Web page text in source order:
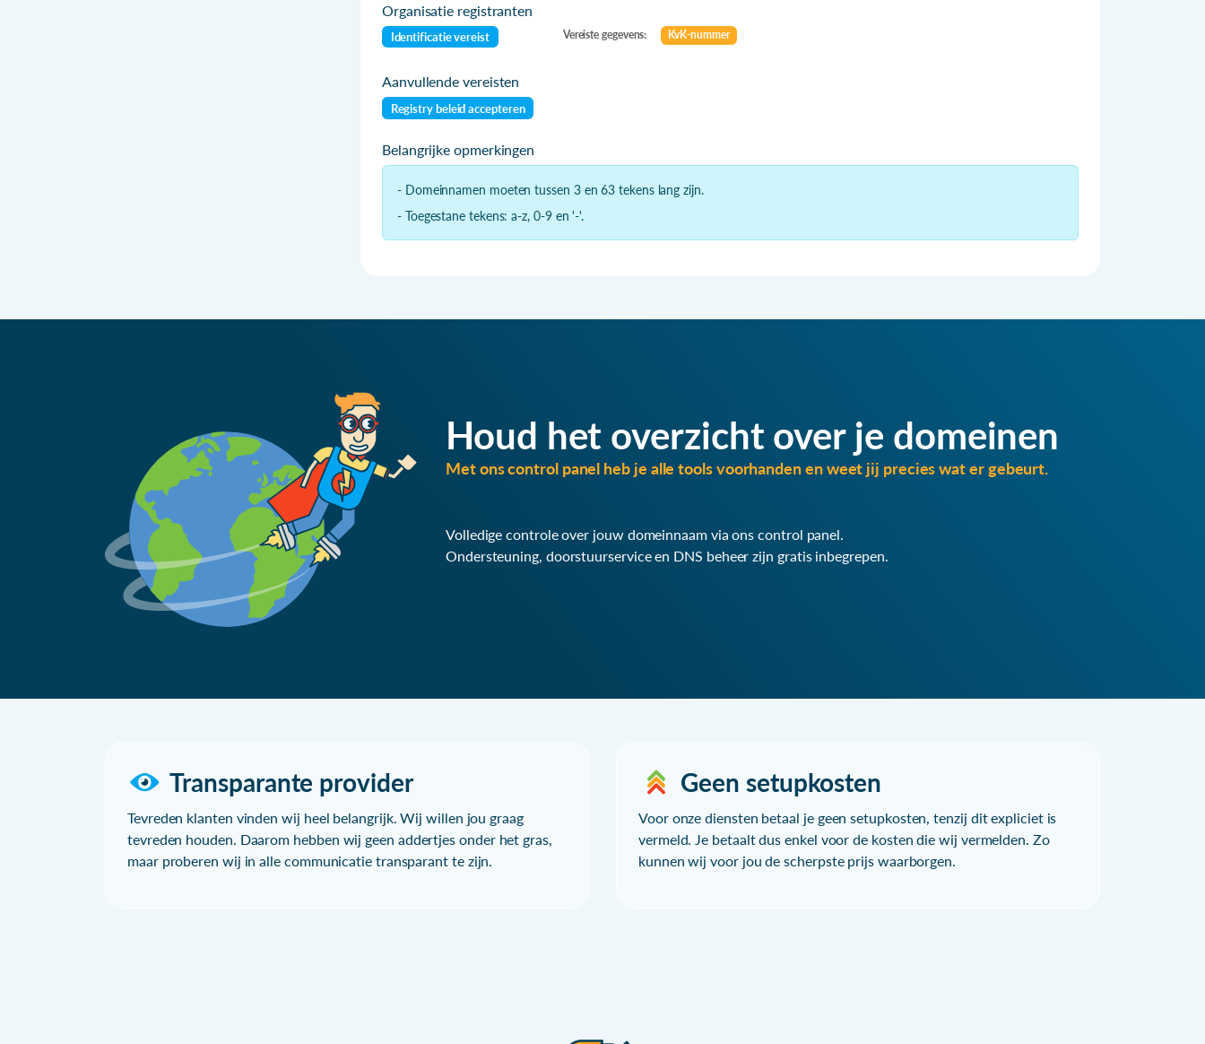
Organisatie registranten
Identificatie vereist Vereiste gegevens: KvK-nummer
Aanvullende vereisten
Registry beleid accepteren
Belangrijke opmerkingen
- Domeinnamen moeten tussen 3 en 63 tekens lang zijn.
- Toegestane tekens: a-z, 0-9 en '-'.
Houd het overzicht over je domeinen
Met ons control panel heb je alle tools voorhanden en weet jij precies wat er gebeurt.
Volledige controle over jouw domeinnaam via ons control panel.
Ondersteuning, doorstuurservice en DNS beheer zijn gratis inbegrepen.
Transparante provider
Tevreden klanten vinden wij heel belangrijk. Wij willen jou graag
tevreden houden. Daarom hebben wij geen addertjes onder het gras,
maar proberen wij in alle communicatie transparant te zijn.
Geen setupkosten
Voor onze diensten betaal je geen setupkosten, tenzij dit expliciet is
vermeld. Je betaalt dus enkel voor de kosten die wij vermelden. Zo
kunnen wij voor jou de scherpste prijs waarborgen.